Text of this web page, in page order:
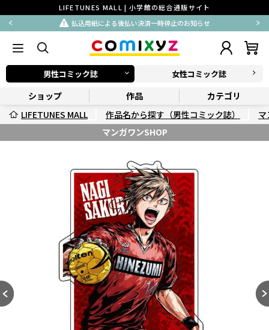
LIFETUNES MALL | 小学館の総合通販サイト
払込用紙による後払い決済一時停止のお知らせ
男性コミック誌 女性コミック誌
ショップ 作品
カテゴリ
LIFETUNES MALL
作品名から探す（男性コミック誌）
マンガワンSHOP